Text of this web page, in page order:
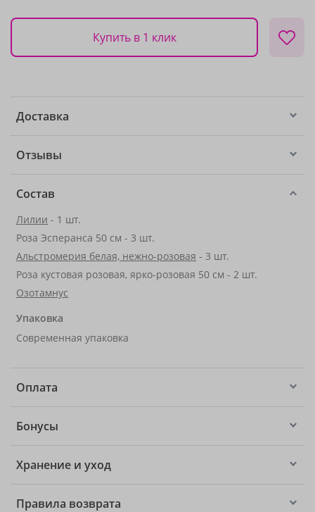
Купить в 1 клик
Доставка
Отзывы
Состав
Лилии - 1 шт.
Роза Эсперанса 50 см - 3 шт.
Альстромерия белая, нежно-розовая - 3 шт.
Роза кустовая розовая, ярко-розовая 50 см - 2 шт.
Озотамнус
Упаковка
Современная упаковка
Оплата
Бонусы
Хранение и уход
Правила возврата